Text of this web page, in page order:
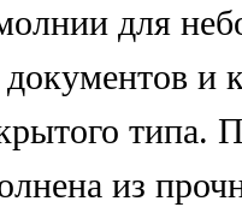
для
документов и
типа.
из